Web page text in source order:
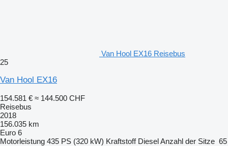
Van Hool EX16 Reisebus
25
Van Hool EX16
154.581 € ≈ 144.500 CHF
Reisebus
2018
156.035 km
Euro 6
Motorleistung 435 PS (320 kW) Kraftstoff DieselAnzahl der Sitze 65